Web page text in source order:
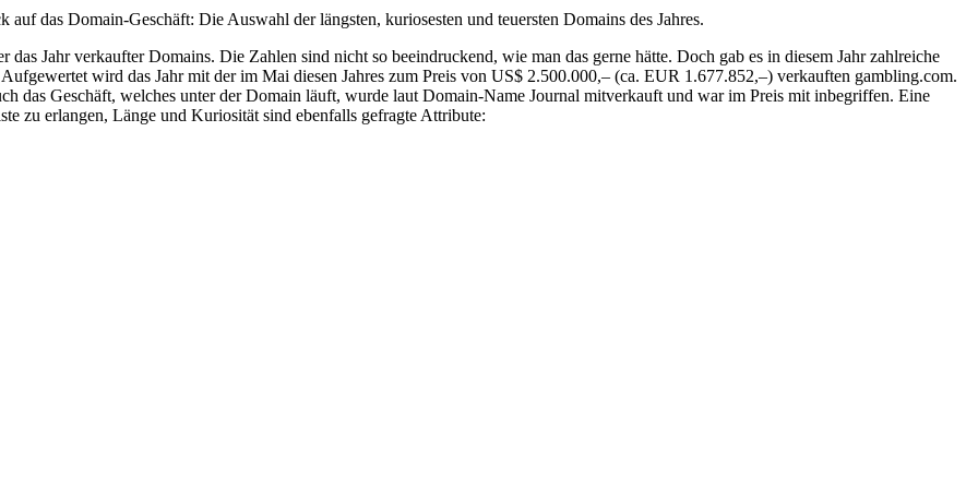
das Domain-Geschäft: Die Auswahl der längsten, kuriosesten und teuersten Domains des Jahres.
Jahr verkaufter Domains. Die Zahlen sind nicht so beeindruckend, wie man das gerne hätte. Doch gab es in diesem Jahr zahlreiche
wird das Jahr mit der im Mai diesen Jahres zum Preis von US$ 2.500.000,– (ca. EUR 1.677.852,–) verkauften gambling.com.
das Geschäft, welches unter der Domain läuft, wurde laut Domain-Name Journal mitverkauft und war im Preis mit inbegriffen. Eine
zu erlangen, Länge und Kuriosität sind ebenfalls gefragte Attribute: